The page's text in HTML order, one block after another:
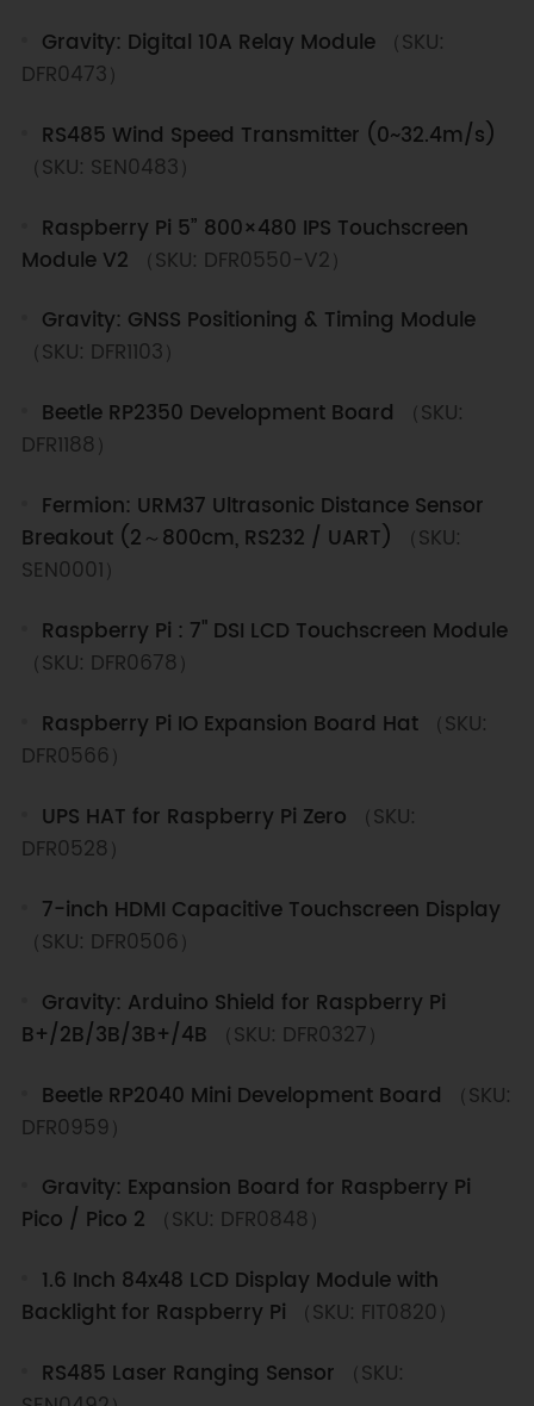
developers in building robust IoT systems, media
servers, and automation solutions.
Gravity: Digital 10A Relay Module （SKU:
DFR0473）
RS485 Wind Speed Transmitter (0~32.4m/s)
（SKU: SEN0483）
Raspberry Pi 5” 800×480 IPS Touchscreen
Module V2
（SKU: DFR0550-V2）
Gravity: GNSS Positioning & Timing Module
（SKU: DFR1103）
Beetle RP2350 Development Board
（SKU:
DFR1188）
Fermion: URM37 Ultrasonic Distance Sensor
Breakout (2～800cm, RS232 / UART)
（SKU:
SEN0001）
Raspberry Pi : 7" DSI LCD Touchscreen Module
（SKU: DFR0678）
Raspberry Pi IO Expansion Board Hat （SKU:
DFR0566）
UPS HAT for Raspberry Pi Zero
（SKU:
DFR0528）
7-inch HDMI Capacitive Touchscreen Display
（SKU: DFR0506）
Gravity: Arduino Shield for Raspberry Pi
B+/2B/3B/3B+/4B
（SKU: DFR0327）
Beetle RP2040 Mini Development Board
（SKU:
DFR0959）
Gravity: Expansion Board for Raspberry Pi
Pico / Pico 2
（SKU: DFR0848）
1.6 Inch 84x48 LCD Display Module with
Backlight for Raspberry Pi
（SKU: FIT0820）
RS485 Laser Ranging Sensor
（SKU: